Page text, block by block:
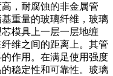
，耐腐蚀的非金属管
重量的玻璃纤维，玻璃
模具上一层一层地缠
维之间的距离上。其管
作用。在满足使用强度
稳定性和可靠性。玻璃